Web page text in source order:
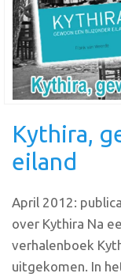
Kythira,
eiland
April 2012:
over Kythira Na
verhalenboek
uitgekomen. In